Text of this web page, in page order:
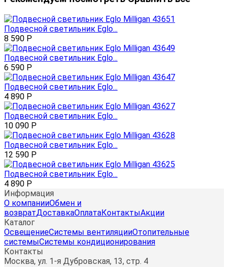
Подвесной светильник Eglo...
8 590 Р
Подвесной светильник Eglo...
6 590 Р
Подвесной светильник Eglo...
4 890 Р
Подвесной светильник Eglo...
10 090 Р
Подвесной светильник Eglo...
12 590 Р
Подвесной светильник Eglo...
4 890 Р
Информация
О компанииОбмен и
возвратДоставкаОплатаКонтактыАкции
Каталог
ОсвещениеСистемы вентиляцииОтопительные
системыСистемы кондиционирования
Контакты
Москва, ул. 1-я Дубровская, 13, стр. 4